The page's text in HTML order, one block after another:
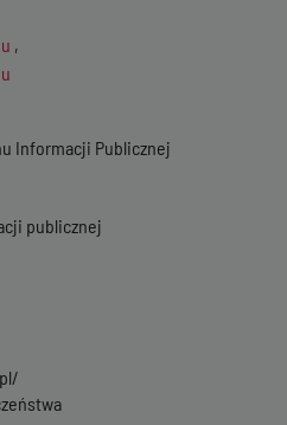
,
Informacji Publicznej
publicznej